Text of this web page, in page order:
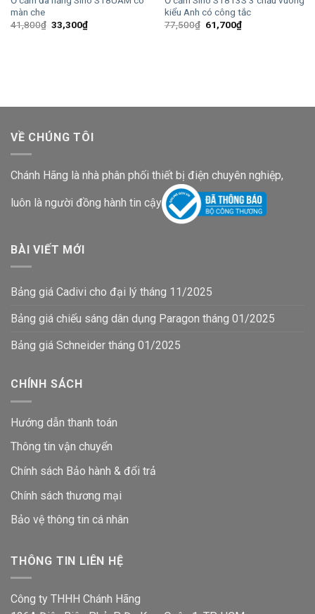
màn che
41,800₫ Giá
gốc
33,300₫Giá
hiện
kiểu Anh có công tắc
77,500₫ Giá
gốc
61,700₫Giá
hiện
VỀ CHÚNG TÔI
Chánh Hãng là nhà phân phối thiết bị điện chuyên nghiệp,
luôn là người đồng hành tin cậy
BÀI VIẾT MỚI
Bảng giá Cadivi cho đại lý tháng 11/2025
Bảng giá chiếu sáng dân dụng Paragon tháng 01/2025
Bảng giá Schneider tháng 01/2025
CHÍNH SÁCH
Hướng dẫn thanh toán
Thông tin vận chuyển
Chính sách Bảo hành & đổi trả
Chính sách thương mại
Bảo vệ thông tin cá nhân
THÔNG TIN LIÊN HỆ
Công ty THHH Chánh Hãng